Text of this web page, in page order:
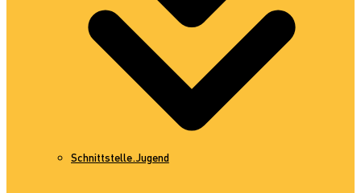
Schnittstelle.Jugend